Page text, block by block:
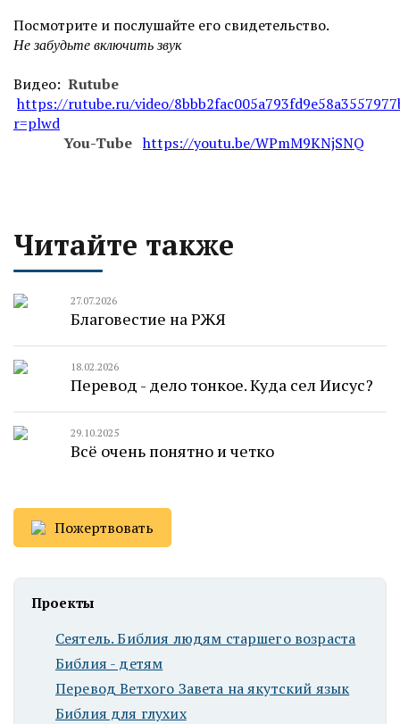
Посмотрите и послушайте его свидетельство.
Не забудьте включить звук
Видео: Rutube
https://rutube.ru/video/
r=plwd
You-Tubehttps://youtu.be/WPmM9KNjSNQ
Читайте также
27.07.2026
Благовестие на РЖЯ
18.02.2026
Перевод - дело тонкое. Куда сел Иисус?
29.10.2025
Всё очень понятно и четко
Пожертвовать
Проекты
Сеятель. Библия людям старшего возраста
Библия - детям
Перевод Ветхого Завета на якутский язык
Библия для глухих